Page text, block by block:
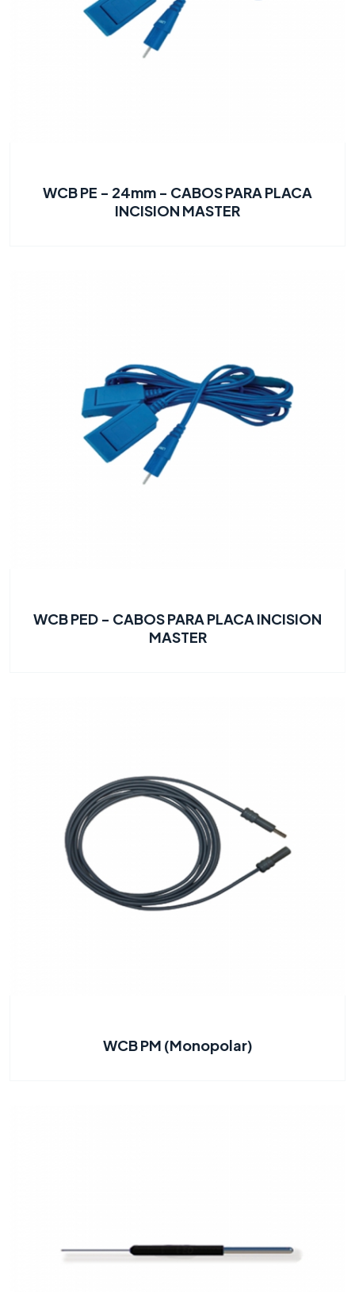
WCB PE - 24mm - CABOS PARA PLACA
INCISION MASTER
WCB PED - CABOS PARA PLACA INCISION
MASTER
WCB PM (Monopolar)